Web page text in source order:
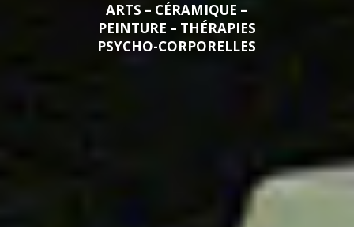
ARTS – CÉRAMIQUE –
PEINTURE – THÉRAPIES
PSYCHO-CORPORELLES